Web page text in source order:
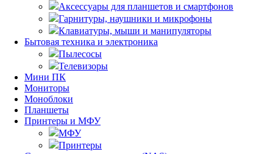
Аксессуары для планшетов и смартфонов
Гарнитуры, наушники и микрофоны
Клавиатуры, мыши и манипуляторы
Бытовая техника и электроника
Пылесосы
Телевизоры
Мини ПК
Мониторы
Моноблоки
Планшеты
Принтеры и МФУ
МФУ
Принтеры